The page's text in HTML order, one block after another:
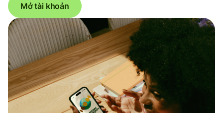
Mở tài khoản